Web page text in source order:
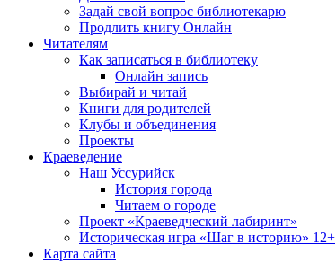
Задай свой вопрос библиотекарю
Продлить книгу Онлайн
Читателям
Как записаться в библиотеку
Онлайн запись
Выбирай и читай
Книги для родителей
Клубы и объединения
Проекты
Краеведение
Наш Уссурийск
История города
Читаем о городе
Проект «Краеведческий лабиринт»
Историческая игра «Шаг в историю» 12+
Карта сайта